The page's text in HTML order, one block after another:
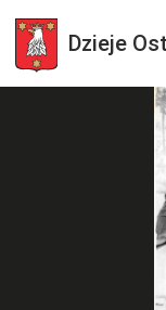
Dzieje
Wszystkie zdjęcia